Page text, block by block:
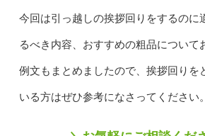
今回は引っ越しの挨拶回りをするのに
るべき内容、おすすめの粗品について
例文もまとめましたので、挨拶回りを
いる方はぜひ参考になさってください。